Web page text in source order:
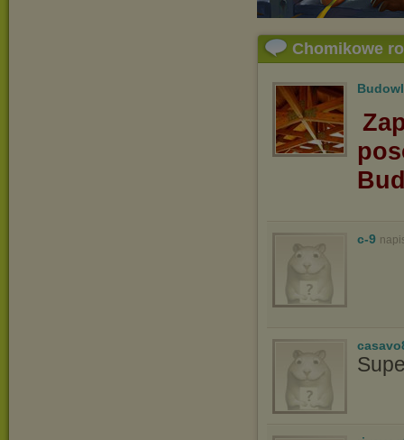
Chomikowe
c-9